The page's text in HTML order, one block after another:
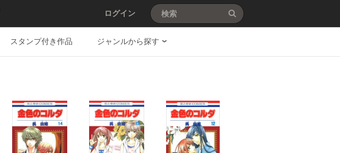
ログイン
スタンプ付き作品 ジャンルから探す